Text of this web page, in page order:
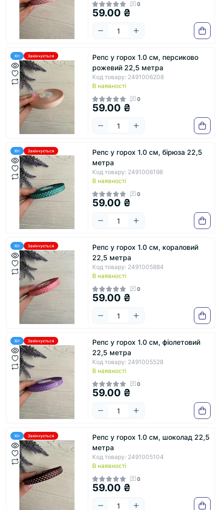
0
59.00 ₴
Хіт Закінчується
Репс у горох 1.0 см, персиково
рожевий 22,5 метра
Код товару: 2491006208
В наявності
0
59.00 ₴
Хіт Закінчується
Репс у горох 1.0 см, бірюза 22,5
метра
Код товару: 2491006198
В наявності
0
59.00 ₴
Хіт Закінчується
Репс у горох 1.0 см, кораловий
22,5 метра
Код товару: 2491005884
В наявності
0
59.00 ₴
Хіт Закінчується
Репс у горох 1.0 см, фіолетовий
22,5 метра
Код товару: 2491005528
В наявності
0
59.00 ₴
Хіт Закінчується
Репс у горох 1.0 см, шоколад 22,5
метра
Код товару: 2491005104
В наявності
0
59.00 ₴